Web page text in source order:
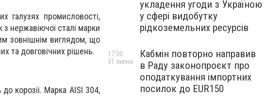
галузях промисловості,
нержавіючої сталі марки
зовнішнім виглядом, що
та довговічних рішень.
корозії. Марка AISI 304,
укладення угоди з Україною
у сфері видобутку
рідкоземельних ресурсів
Кабмін повторно направив
в Раду законопроєкт про
оподаткування імпортних
посилок до EUR150
17:00
31 липня